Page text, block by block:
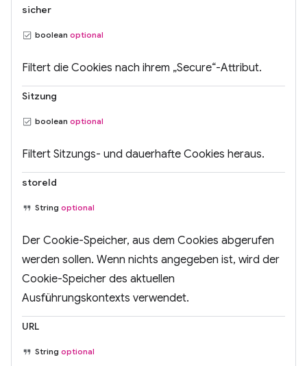
sicher
boolean optional
Filtert die Cookies nach ihrem „Secure“-Attribut.
Sitzung
boolean optional
Filtert Sitzungs- und dauerhafte Cookies heraus.
storeId
String optional
Der Cookie-Speicher, aus dem Cookies abgerufen
werden sollen. Wenn nichts angegeben ist, wird der
Cookie-Speicher des aktuellen
Ausführungskontexts verwendet.
URL
String optional